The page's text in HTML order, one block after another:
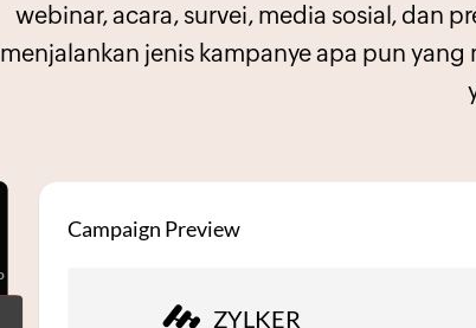
webinar, acara, survei, media sosial, dan
menjalankan jenis kampanye apa pun